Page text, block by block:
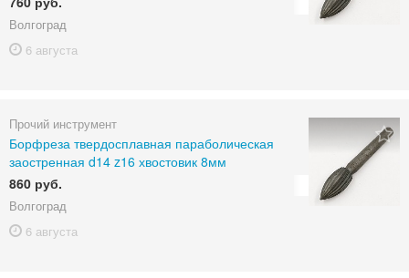
Волгоград
6 августа
Прочий инструмент
Борфреза твердосплавная параболическая
заостренная d14 z16 хвостовик 8мм
860 руб.
Волгоград
6 августа